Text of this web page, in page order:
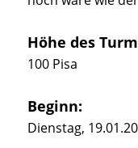
Höhe des
100 Pisa
Beginn:
Dienstag,